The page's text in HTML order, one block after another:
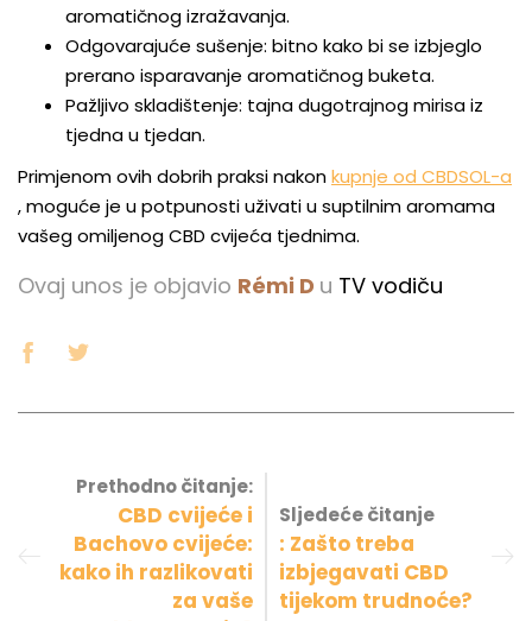
aromatičnog izražavanja.
Odgovarajuće sušenje: bitno kako bi se izbjeglo
prerano isparavanje aromatičnog buketa.
Pažljivo skladištenje: tajna dugotrajnog mirisa iz
tjedna u tjedan.
Primjenom ovih dobrih praksi nakonkupnje od CBDSOL-a
, moguće je u potpunosti uživati ​​u suptilnim aromama
vašeg omiljenog CBD cvijeća tjednima.
Ovaj unos je objavio Rémi D u TV vodiču
Prethodno čitanje:
CBD cvijeće i
Bachovo cvijeće:
kako ih razlikovati
za vaše
Sljedeće čitanje
: Zašto treba
izbjegavati CBD
tijekom trudnoće?